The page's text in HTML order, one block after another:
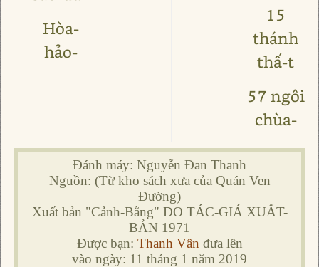
Hòa-
hảo-
15
thánh
thấ-t
57 ngôi
chùa-
Đánh máy: Nguyễn Đan Thanh
Nguồn: (Từ kho sách xưa của Quán Ven
Đường)
Xuất bản "Cảnh-Bằng" DO TÁC-GIÁ XUẤT-
BẢN 1971
Được bạn: Thanh Vân đưa lên
vào ngày: 11 tháng 1 năm 2019